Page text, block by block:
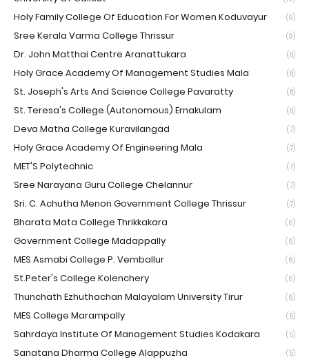
Holy Family College Of Education For Women Koduvayur (9)
Sree Kerala Varma College Thrissur (9)
Dr. John Matthai Centre Aranattukara (8)
Holy Grace Academy Of Management Studies Mala (8)
St. Joseph's Arts And Science College Pavaratty (8)
St. Teresa's College (Autonomous) Ernakulam (8)
Deva Matha College Kuravilangad (7)
Holy Grace Academy Of Engineering Mala (7)
MET'S Polytechnic (7)
Sree Narayana Guru College Chelannur (7)
Sri. C. Achutha Menon Government College Thrissur (7)
Bharata Mata College Thrikkakara (6)
Government College Madappally (6)
MES Asmabi College P. Vemballur (6)
St.Peter's College Kolenchery (6)
Thunchath Ezhuthachan Malayalam University Tirur (6)
MES College Marampally (5)
Sahrdaya Institute Of Management Studies Kodakara (5)
Sanatana Dharma College Alappuzha (5)